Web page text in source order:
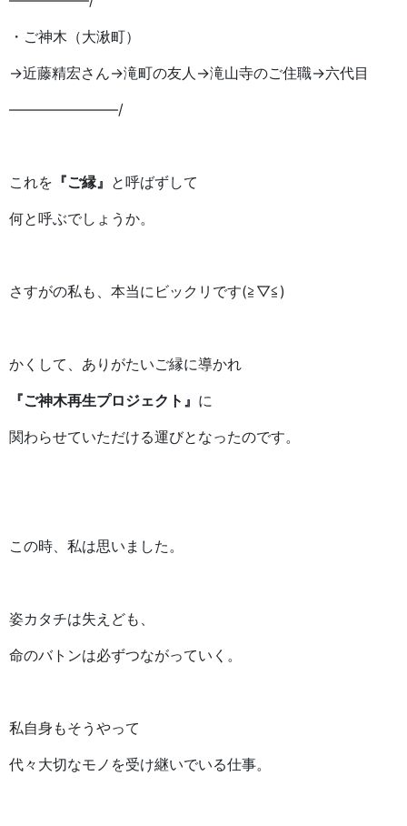
・ご神木（大湫町）
→近藤精宏さん→滝町の友人→滝山寺のご住職→六代目
———————–/
これを 『ご縁』 と呼ばずして
何と呼ぶでしょうか。
さすがの私も、本当にビックリです(≧▽≦)
かくして、ありがたいご縁に導かれ
『ご神木再生プロジェクト』 に
関わらせていただける運びとなったのです。
この時、私は思いました。
姿カタチは失えども、
命のバトンは必ずつながっていく。
私自身もそうやって
代々大切なモノを受け継いでいる仕事。